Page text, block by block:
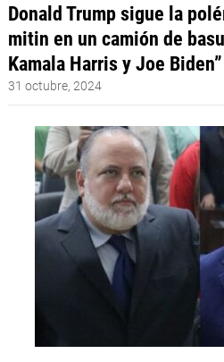
Donald Trump sigue la
mitin en un camión de
Kamala Harris y Joe
31 octubre, 2024